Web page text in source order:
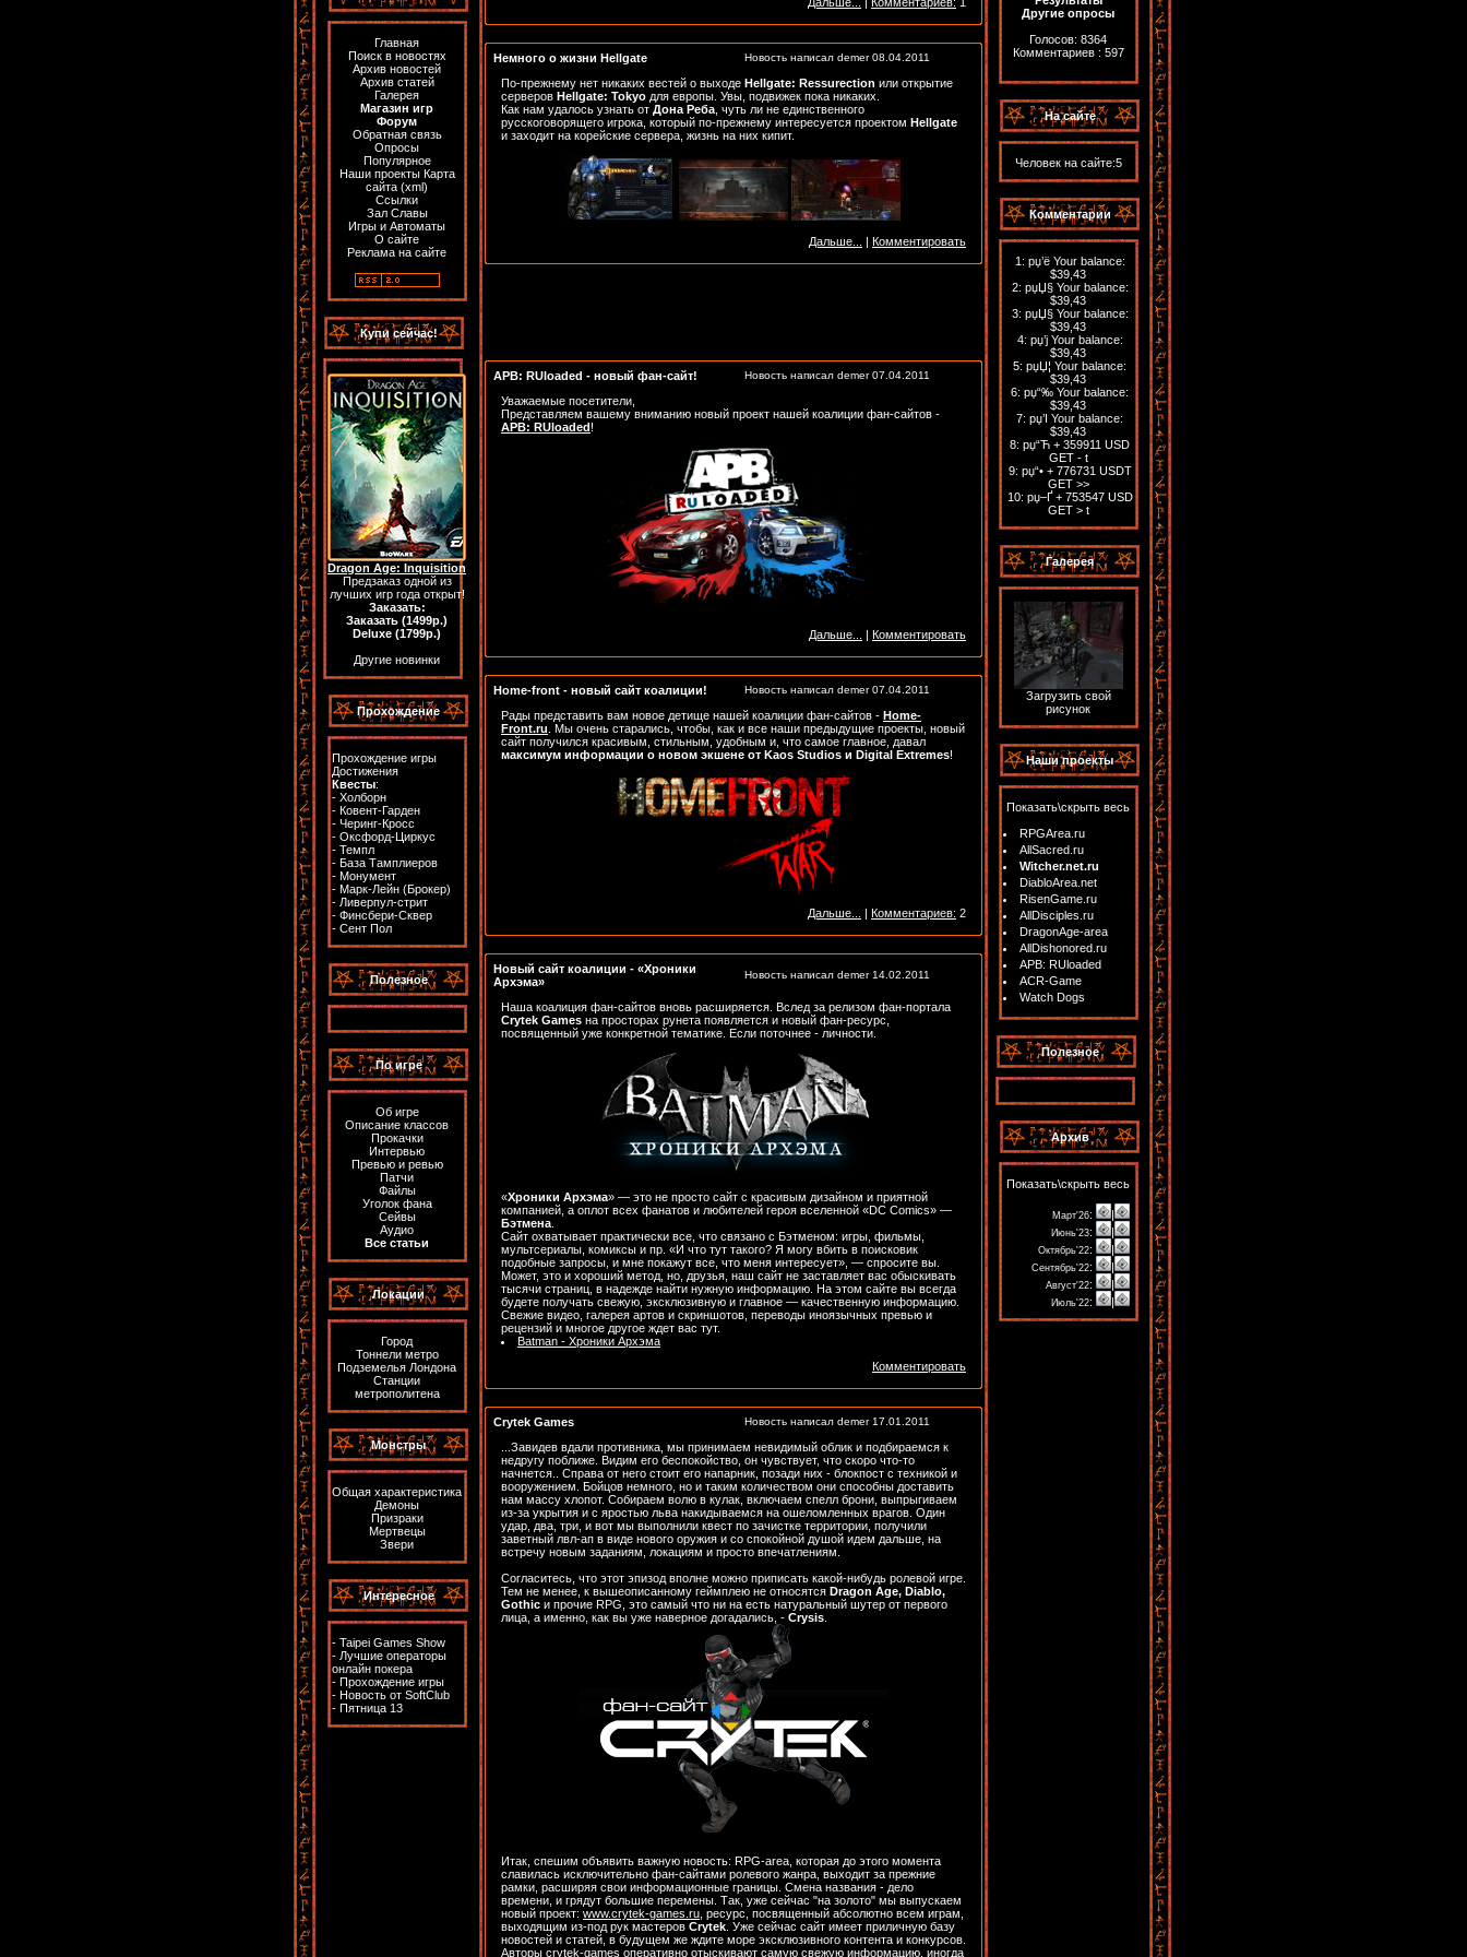
Главная
Поиск в новостях
Архив новостей
Архив статей
Галерея
Магазин игр
Форум
Обратная связь
Опросы
Популярное
Наши проекты Карта
сайта (xml)
Ссылки
Зал Славы
Игры и Автоматы
О сайте
Реклама на сайте
Купи сейчас!
Dragon Age: Inquisition
Предзаказ одной из
лучших игр года открыт!
Заказать:
Заказать (1499р.)
Deluxe (1799р.)
Другие новинки
Прохождение
Прохождение игры
Достижения
Квесты:
- Холборн
- Ковент-Гарден
- Черинг-Кросс
- Оксфорд-Циркус
- Темпл
- База Тамплиеров
- Монумент
- Марк-Лейн (Брокер)
- Ливерпул-стрит
- Финсбери-Сквер
- Сент Пол
Полезное
По игре
Об игре
Описание классов
Прокачки
Интервью
Превью и ревью
Патчи
Файлы
Уголок фана
Сейвы
Аудио
Все статьи
Локации
Город
Тоннели метро
Подземелья Лондона
Станции
метрополитена
Монстры
Общая характеристика
Демоны
Призраки
Мертвецы
Звери
Интересное
- Taipei Games Show
- Лучшие операторы
онлайн покера
- Прохождение игры
- Новость от SoftClub
- Пятница 13
Дальше... Комментариев: 1
Немного о жизни Hellgate Новость написал demer08.04.2011
По-прежнему нет никаких вестей о выходе Hellgate: Ressurection или открытие
серверов Hellgate: Tokyo для европы. Увы, подвижек пока никаких.
Как нам удалось узнать от Дона Реба, чуть ли не единственного
русскоговорящего игрока, который по-прежнему интересуется проектом Hellgate
и заходит на корейские сервера, жизнь на них кипит.
Дальше... Комментировать
APB: RUloaded - новый фан-сайт! Новость написал demer07.04.2011
Уважаемые посетители,
Представляем вашему вниманию новый проект нашей коалиции фан-сайтов -
APB: RUloaded !
Дальше... Комментировать
Home-front - новый сайт коалиции! Новость написал demer07.04.2011
Рады представить вам новое детище нашей коалиции фан-сайтов - Home-
Front.ru. Мы очень старались, чтобы, как и все наши предыдущие проекты, новый
сайт получился красивым, стильным, удобным и, что самое главное, давал
максимум информации о новом экшене от Kaos Studios и Digital Extremes!
Дальше... Комментариев: 2
Новый сайт коалиции - «Хроники
Архэма»
Новость написал demer14.02.2011
Наша коалиция фан-сайтов вновь расширяется. Вслед за релизом фан-портала
Crytek Games на просторах рунета появляется и новый фан-ресурс,
посвященный уже конкретной тематике. Если поточнее - личности.
«Хроники Архэма» — это не просто сайт с красивым дизайном и приятной
компанией, а оплот всех фанатов и любителей героя вселенной «DC Comics» —
Бэтмена.
Сайт охватывает практически все, что связано с Бэтменом: игры, фильмы,
мультсериалы, комиксы и пр. «И что тут такого? Я могу вбить в поисковик
подобные запросы, и мне покажут все, что меня интересует», — спросите вы.
Может, это и хороший метод, но, друзья, наш сайт не заставляет вас обыскивать
тысячи страниц, в надежде найти нужную информацию. На этом сайте вы всегда
будете получать свежую, эксклюзивную и главное — качественную информацию.
Свежие видео, галерея артов и скриншотов, переводы иноязычных превью и
рецензий и многое другое ждет вас тут.
Batman - Хроники Архэма
Комментировать
Crytek Games Новость написал demer17.01.2011
...Завидев вдали противника, мы принимаем невидимый облик и подбираемся к
недругу поближе. Видим его беспокойство, он чувствует, что скоро что-то
начнется.. Справа от него стоит его напарник, позади них - блокпост с техникой и
вооружением. Бойцов немного, но и таким количеством они способны доставить
нам массу хлопот. Собираем волю в кулак, включаем спелл брони, выпрыгиваем
из-за укрытия и с яростью льва накидываемся на ошеломленных врагов. Один
удар, два, три, и вот мы выполнили квест по зачистке территории, получили
заветный лвл-ап в виде нового оружия и со спокойной душой идем дальше, на
встречу новым заданиям, локациям и просто впечатлениям.
Согласитесь, что этот эпизод вполне можно приписать какой-нибудь ролевой игре.
Тем не менее, к вышеописанному геймплею не относятся Dragon Age, Diablo,
Gothic и прочие RPG, это самый что ни на есть натуральный шутер от первого
лица, а именно, как вы уже наверное догадались, - Сrysis.
Итак, спешим объявить важную новость: RPG-area, которая до этого момента
славилась исключительно фан-сайтами ролевого жанра, выходит за прежние
рамки, расширяя свои информационные границы. Смена названия - дело
времени, и грядут большие перемены. Так, уже сейчас "на золото" мы выпускаем
новый проект: www.crytek-games.ru, ресурс, посвященный абсолютно всем играм,
выходящим из-под рук мастеров Crytek. Уже сейчас сайт имеет приличную базу
новостей и статей, в будущем же ждите море эксклюзивного контента и конкурсов.
Авторы crytek-games оперативно отыскивают самую свежую информацию, иногда
Другие опросы
Голосов: 8364
Комментариев : 597
На сайте
Человек на сайте:5
Комментарии
1: рџ’ё Your balance:
$39,43
2: рџЏ§ Your balance:
$39,43
3: рџЏ§ Your balance:
$39,43
4: рџ’ј Your balance:
$39,43
5: рџЏ¦ Your balance:
$39,43
6: рџ“‰ Your balance:
$39,43
7: рџ’І Your balance:
$39,43
8: рџ“Ћ + 359911 USD
GET - t
9: рџ“• + 776731 USDT
GET >>
10: рџ–Ґ + 753547 USD
GET > t
Галерея
Загрузить свой
рисунок
Наши проекты
Показать\скрыть весь
RPGArea.ru
AllSacred.ru
Witcher.net.ru
DiabloArea.net
RisenGame.ru
AllDisciples.ru
DragonAge-area
AllDishonored.ru
APB: RUloaded
ACR-Game
Watch Dogs
Полезное
Архив
Показать\скрыть весь
Март'26:
Июнь'23:
Октябрь'22:
Сентябрь'22:
Август'22:
Июль'22: